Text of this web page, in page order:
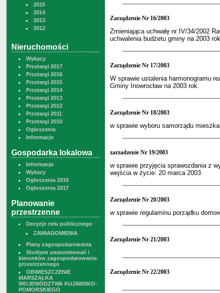
2015
2014
2013
2012
Nieruchomości
Wykazy
Przetargi 2017
Przetargi 2016
Przetargi 2015
Przetargi 2014
Przetargi 2013
Przetargi 2012
Przetargi 2011
Przetargi 2010
Ogłoszenia
Informacje
Gospodarka lokalowa
Informacje
Wykazy
Ogłoszenia 2016
Ogłoszenia 2017
Planowanie
przestrzenne
Decyzje celu publicznego
ZAWIADOMIENIA
Plany zagospodarowania
Studium uwarunkowań i
kierunków zagospodarowania
przestrzennego
OBWIESZCZENIE
MARSZAŁKA
WOJEWÓDZTWA KUJAWSKO-
POMORSKIEGO
Zarządzenie Nr 16/2003
Zmieniająca uchwałę nr IV/34/2002
uchwalenia budżetu gminy na 2003
Zarządzenie Nr 17/2003
W sprawie ustalenia harmonogramu
Gminy Inowrocław na 2003 rok.
Zarządzenie Nr 18/2003
w sprawie wyboru samorządu
zarzadzenie Nr 19/2003
w sprawie przyjęcia sprawozdania z
wejścia w życie: 20 marca 2003
Zarządzenie Nr 20/2003
w sprawie regulaminu porządku
Zarządzenie Nr 21/2003
Zarządzenie Nr 22/2003